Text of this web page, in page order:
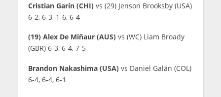
Cristian Garín (CHI)vs (29) Jenson Brooksby (USA)
6-2, 6-3, 1-6, 6-4
(19) Alex De Miñaur (AUS)vs (WC) Liam Broady
(GBR) 6-3, 6-4, 7-5
Brandon Nakashima (USA)vs Daniel Galán (COL)
6-4, 6-4, 6-1